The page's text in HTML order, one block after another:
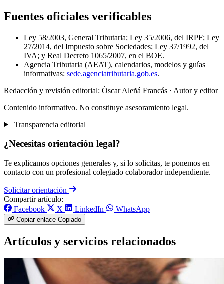
Fuentes oficiales verificables
Ley 58/2003, General Tributaria; Ley 35/2006, del IRPF; Ley
27/2014, del Impuesto sobre Sociedades; Ley 37/1992, del
IVA; y Real Decreto 1065/2007, en el BOE.
Agencia Tributaria (AEAT), calendarios, modelos y guías
informativas: sede.agenciatributaria.gob.es.
Redacción y revisión editorial: Òscar Aleñá Francás · Autor y editor
Contenido informativo. No constituye asesoramiento legal.
Transparencia editorial
¿Necesitas orientación legal?
Te explicamos opciones generales y, si lo solicitas, te ponemos en
contacto con un profesional colegiado colaborador independiente.
Solicitar orientación
Compartir artículo:
Facebook
X LinkedIn WhatsApp
Copiar enlace Copiado
Artículos y servicios relacionados